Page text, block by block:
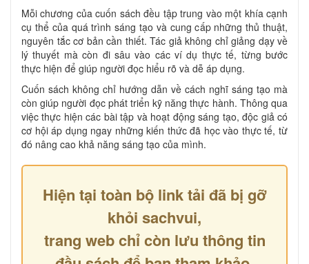
Mỗi chương của cuốn sách đều tập trung vào một khía cạnh
cụ thể của quá trình sáng tạo và cung cấp những thủ thuật,
nguyên tắc cơ bản cần thiết. Tác giả không chỉ giảng dạy về
lý thuyết mà còn đi sâu vào các ví dụ thực tế, từng bước
thực hiện để giúp người đọc hiểu rõ và dễ áp dụng.
Cuốn sách không chỉ hướng dẫn về cách nghĩ sáng tạo mà
còn giúp người đọc phát triển kỹ năng thực hành. Thông qua
việc thực hiện các bài tập và hoạt động sáng tạo, độc giả có
cơ hội áp dụng ngay những kiến thức đã học vào thực tế, từ
đó nâng cao khả năng sáng tạo của mình.
Hiện tại toàn bộ link tải đã bị gỡ
khỏi sachvui,
trang web chỉ còn lưu thông tin